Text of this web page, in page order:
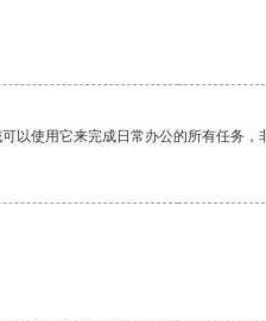
以使用它来完成日常办公的所有任务，